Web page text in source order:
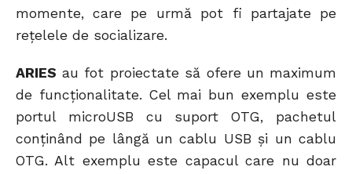
momente, care pe urmă pot fi partajate pe
reţelele de socializare.
ARIES au fot proiectate să ofere un maximum
de funcţionalitate. Cel mai bun exemplu este
portul microUSB cu suport OTG, pachetul
conţinând pe lângă un cablu USB şi un cablu
OTG. Alt exemplu este capacul care nu doar